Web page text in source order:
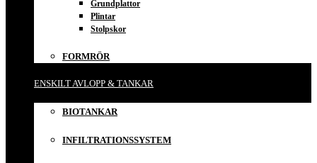
Grundplattor
Plintar
Stolpskor
FORMRÖR
ENSKILT AVLOPP & TANKAR
BIOTANKAR
INFILTRATIONSSYSTEM